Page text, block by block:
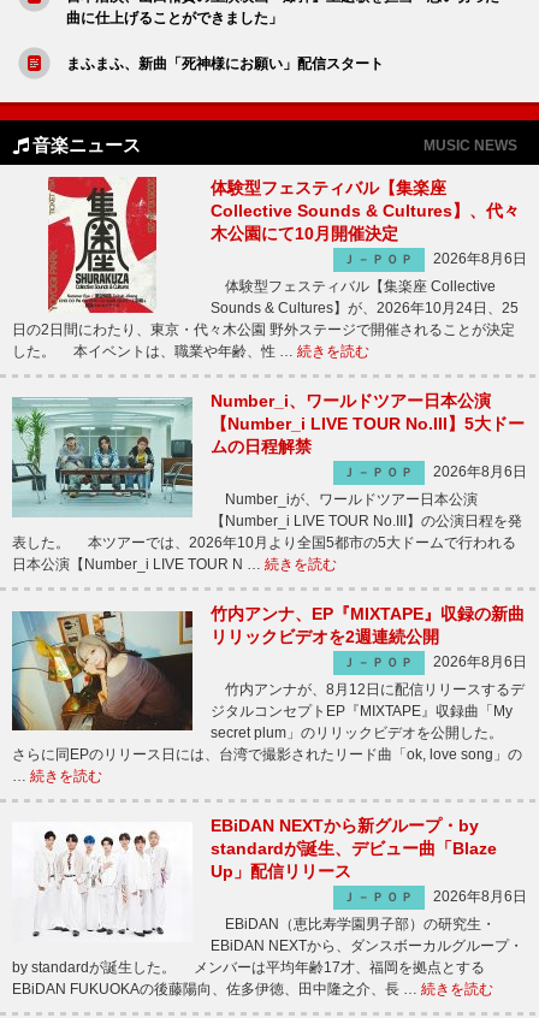
曲に仕上げることができました」
まふまふ、新曲「死神様にお願い」配信スタート
音楽ニュース MUSIC NEWS
体験型フェスティバル【集楽座
Collective Sounds & Cultures】、代々
木公園にて10月開催決定
Ｊ－ＰＯＰ
2026年8月6日
体験型フェスティバル【集楽座 Collective
Sounds & Cultures】が、2026年10月24日、25
日の2日間にわたり、東京・代々木公園 野外ステージで開催されることが決定
した。 本イベントは、職業や年齢、性 … 続きを読む
Number_i、ワールドツアー日本公演
【Number_i LIVE TOUR No.III】5大ドー
ムの日程解禁
Ｊ－ＰＯＰ
2026年8月6日
Number_iが、ワールドツアー日本公演
【Number_i LIVE TOUR No.III】の公演日程を発
表した。 本ツアーでは、2026年10月より全国5都市の5大ドームで行われる
日本公演【Number_i LIVE TOUR N … 続きを読む
竹内アンナ、EP『MIXTAPE』収録の新曲
リリックビデオを2週連続公開
Ｊ－ＰＯＰ
2026年8月6日
竹内アンナが、8月12日に配信リリースするデ
ジタルコンセプトEP『MIXTAPE』収録曲「My
secret plum」のリリックビデオを公開した。
さらに同EPのリリース日には、台湾で撮影されたリード曲「ok, love song」の
… 続きを読む
EBiDAN NEXTから新グループ・by
standardが誕生、デビュー曲「Blaze
Up」配信リリース
Ｊ－ＰＯＰ
2026年8月6日
EBiDAN（恵比寿学園男子部）の研究生・
EBiDAN NEXTから、ダンスボーカルグループ・
by standardが誕生した。 メンバーは平均年齢17才、福岡を拠点とする
EBiDAN FUKUOKAの後藤陽向、佐多伊徳、田中隆之介、長 … 続きを読む